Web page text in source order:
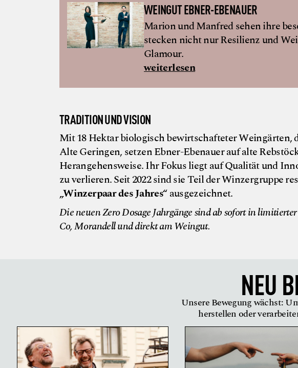
WEINGUT EBNER-EBENAUER
Marion und Manfred sehen ihre
stecken nicht nur Resilienz und
Glamour.
weiterlesen
TRADITION UND VISION
Mit 18 Hektar biologisch bewirtschafteter Weingärten,
Alte Geringen, setzen Ebner-Ebenauer auf alte
Herangehensweise. Ihr Fokus liegt auf Qualität und
zu verlieren. Seit 2022 sind sie Teil der Winzergruppe
„Winzerpaar des Jahres“ausgezeichnet.
Die neuen Zero Dosage Jahrgänge sind ab sofort in
Co, Morandell und direkt am Weingut.
NEU
Unsere Bewegung wächst:
herstellen oder